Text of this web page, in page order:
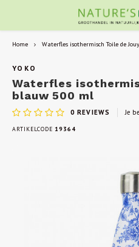
Home Waterfles isothermisch Toile de
YOKO
Waterfles
blauw 500 ml
0 REVIEWS Je
ARTIKELCODE 19364